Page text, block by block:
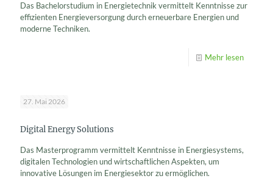
Das Bachelorstudium in Energietechnik vermittelt Kenntnisse zur
effizienten Energieversorgung durch erneuerbare Energien und
moderne Techniken.
Mehr lesen
27. Mai 2026
Digital Energy Solutions
Das Masterprogramm vermittelt Kenntnisse in Energiesystems,
digitalen Technologien und wirtschaftlichen Aspekten, um
innovative Lösungen im Energiesektor zu ermöglichen.